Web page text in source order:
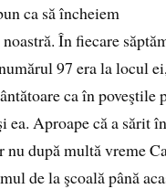
ca să încheiem
În fiecare
97 era la locul
ca în poveştile
Aproape că a sărit
după multă vreme
de la şcoală până